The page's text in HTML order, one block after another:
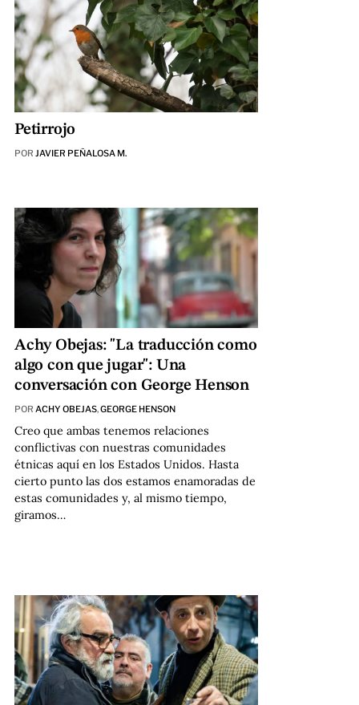
Petirrojo
POR JAVIER PEÑALOSA M.
Achy Obejas: "La traducción como
algo con que jugar": Una
conversación con George Henson
POR ACHY OBEJAS,GEORGE HENSON
Creo que ambas tenemos relaciones
conflictivas con nuestras comunidades
étnicas aquí en los Estados Unidos. Hasta
cierto punto las dos estamos enamoradas de
estas comunidades y, al mismo tiempo,
giramos…